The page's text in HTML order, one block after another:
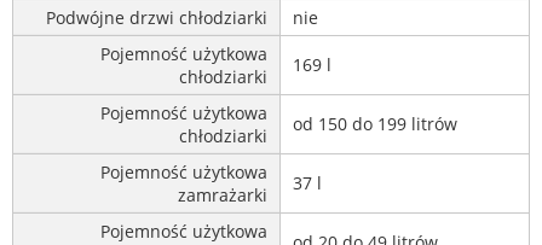
Podwójne drzwi chłodziarki
nie
Pojemność użytkowa
chłodziarki
169 l
Pojemność użytkowa
chłodziarki
od 150 do 199 litrów
Pojemność użytkowa
zamrażarki
37 l
Pojemność użytkowa